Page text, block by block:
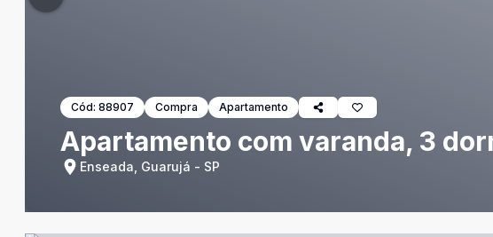
Cód: 88907 Compra Apartamento
Apartamento com varanda, 3
Enseada, Guarujá - SP